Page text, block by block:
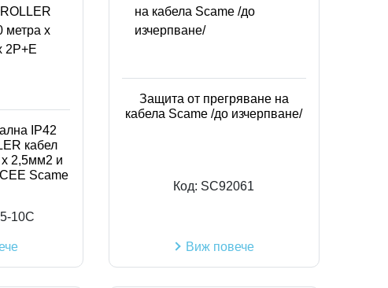
IP42
кабел
2,5мм2 и
Scame
10C
Защита от прегряване на
кабела Scame /до изчерпване/
Код: SC92061
Виж повече